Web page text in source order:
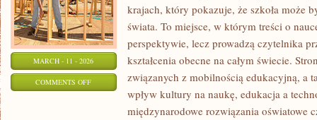
MARCH - 11 - 2026
COMMENTS OFFON
NOWOCZESNE
krajach, który pokazuje, że szkoła może
świata. To miejsce, w którym treści o
perspektywie, lecz prowadzą czytelnika
kształcenia obecne na całym świecie.
związanych z mobilnością edukacyjną, a
wpływ kultury na naukę, edukacja a
międzynarodowe rozwiązania oświatowe